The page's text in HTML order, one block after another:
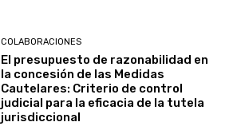
COLABORACIONES
El presupuesto de razonabilidad en
la concesión de las Medidas
Cautelares: Criterio de control
judicial para la eficacia de la tutela
jurisdiccional